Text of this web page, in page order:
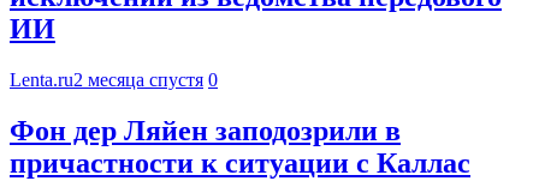
ИИ
Lenta.ru2 месяца спустя 0
Фон дер Ляйен заподозрили в
причастности к ситуации с Каллас